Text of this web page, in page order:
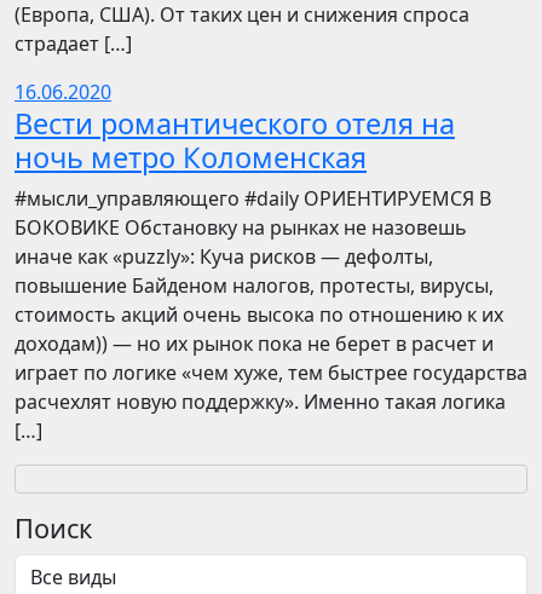
(Европа, США). От таких цен и снижения спроса
страдает […]
16.06.2020
Вести романтического отеля на
ночь метро Коломенская
​​#мысли_управляющего #daily ОРИЕНТИРУЕМСЯ В
БОКОВИКЕ Обстановку на рынках не назовешь
иначе как «puzzly»: Куча рисков — дефолты,
повышение Байденом налогов, протесты, вирусы,
стоимость акций очень высока по отношению к их
доходам)) — но их рынок пока не берет в расчет и
играет по логике «чем хуже, тем быстрее государства
расчехлят новую поддержку». Именно такая логика
[…]
Поиск